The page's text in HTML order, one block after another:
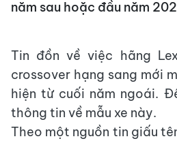
năm sau hoặc đầu năm
Tin đồn về việc hãng
crossover hạng sang mới
hiện từ cuối năm ngoái.
thông tin về mẫu xe này.
Theo một nguồn tin giấu